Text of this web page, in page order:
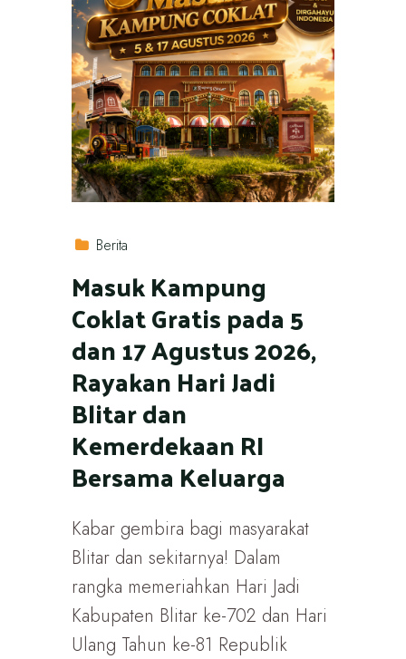
Berita
Masuk Kampung
Coklat Gratis pada 5
dan 17 Agustus 2026,
Rayakan Hari Jadi
Blitar dan
Kemerdekaan RI
Bersama Keluarga
Kabar gembira bagi masyarakat
Blitar dan sekitarnya! Dalam
rangka memeriahkan Hari Jadi
Kabupaten Blitar ke-702 dan Hari
Ulang Tahun ke-81 Republik